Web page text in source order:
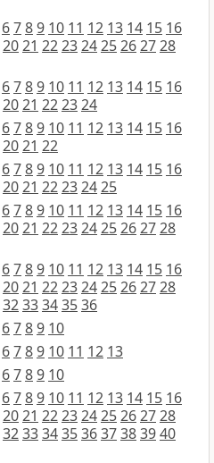
6789 10 11 12 13 14 15 16
2021 22232425262728
6789 10 11 12 13 14 15 16
2021 222324
6789 10 11 12 13 14 15 16
2021 22
6789 10 11 12 13 14 15 16
2021 22232425
6789 10 11 12 13 14 15 16
2021 22232425262728
6789 10 11 12 13 14 15 16
2021 22232425262728
3233343536
6789 10
6789 10 11 12 13
6789 10
6789 10 11 12 13 14 15 16
2021 22232425262728
323334353637383940